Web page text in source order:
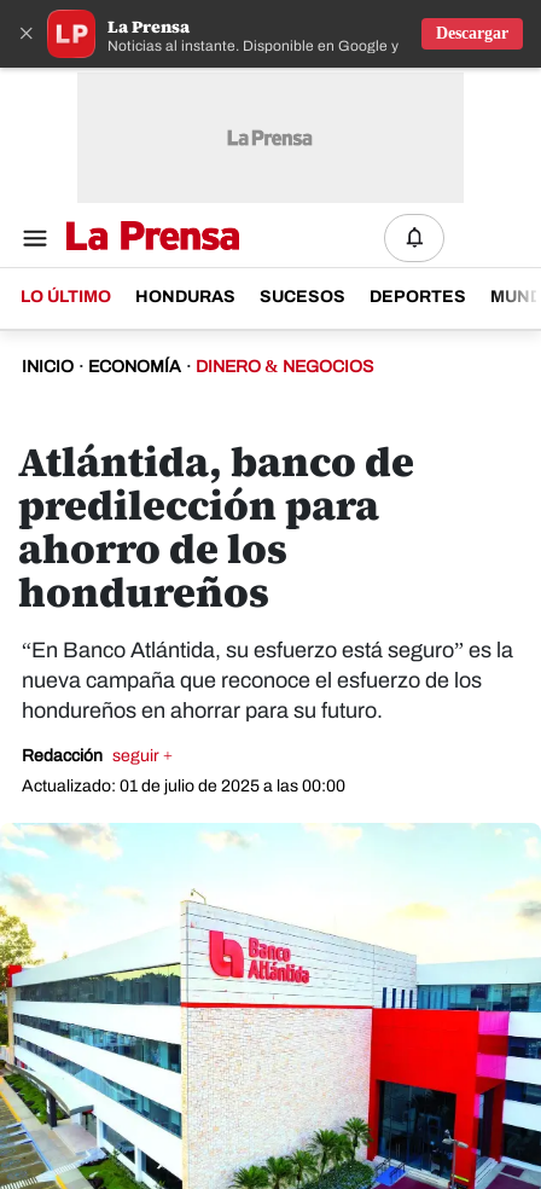
× La Prensa
Noticias al instante. Disponible en Google y IOS
Descargar
LO ÚLTIMO HONDURAS SUCESOS DEPORTES
INICIO · ECONOMÍA · DINERO & NEGOCIOS
Atlántida, banco de
predilección para
ahorro de los
hondureños
“En Banco Atlántida, su esfuerzo está seguro” es la
nueva campaña que reconoce el esfuerzo de los
hondureños en ahorrar para su futuro.
Redacción seguir +
Actualizado: 01 de julio de 2025 a las 00:00